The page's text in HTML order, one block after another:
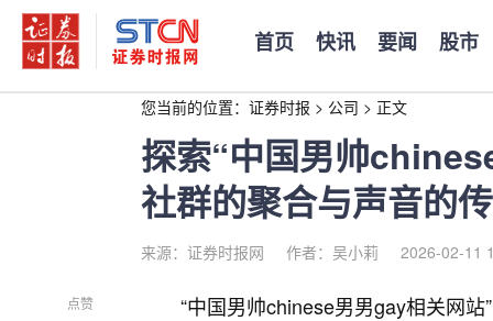
首页 快讯 要闻 股市
您当前的位置： 证券时报 > 公司 > 正文
探索“中国男帅
社群的聚合与声音的
来源：证券时报网 作者：吴小莉 2026-02-11
点赞 “中国男帅chinese男男gay相关网